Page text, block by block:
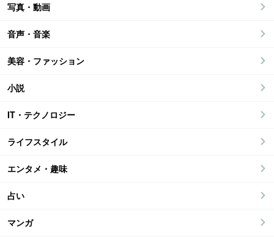
写真・動画
音声・音楽
美容・ファッション
小説
IT・テクノロジー
ライフスタイル
エンタメ・趣味
占い
マンガ